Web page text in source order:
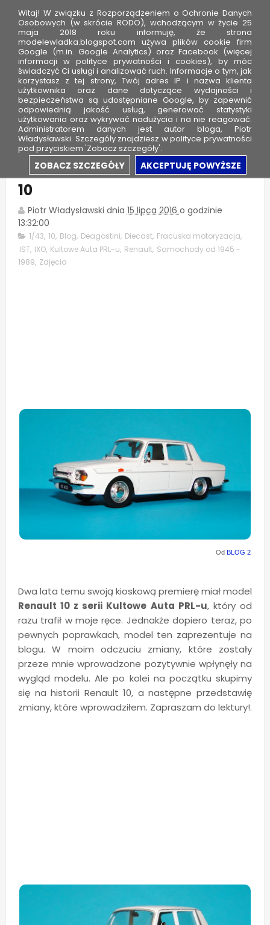
a
Kultowe Auta PRL-u - Renault
10
Piotr Władysławski dnia 15 lipca 2016 o godzinie
13:32:00
1/43, 10, Blog, Deagostini, Diecast, Fracuska motoryzacja,
IST, IXO, Kultowe Auta PRL-u, Renault, Samochody od 1945 -
1989, Zdjęcia
Od BLOG 2
Dwa lata temu swoją kioskową premierę miał model
Renault 10 z serii Kultowe Auta PRL-u, który od
razu trafił w moje ręce. Jednakże dopiero teraz, po
pewnych poprawkach, model ten zaprezentuje na
blogu. W moim odczuciu zmiany, które zostały
przeze mnie wprowadzone pozytywnie wpłynęły na
wygląd modelu. Ale po kolei na początku skupimy
się na historii Renault 10, a następne przedstawię
zmiany, które wprowadziłem. Zapraszam do lektury!.
Witaj! W związku z Rozporządzeniem o Ochronie Danych
Osobowych (w skrócie RODO), wchodzącym w życie 25
maja 2018 roku informuję, że strona
modelewladka.blogspot.com używa plików cookie firm
Google (m.in. Google Analytics) oraz Facebook (więcej
informacji w polityce prywatności i cookies), by móc
świadczyć Ci usługi i analizować ruch. Informacje o tym, jak
korzystasz z tej strony, Twój adres IP i nazwa klienta
użytkownika oraz dane dotyczące wydajności i
bezpieczeństwa są udostępniane Google, by zapewnić
odpowiednią jakość usług, generować statystyki
użytkowania oraz wykrywać nadużycia i na nie reagować.
Administratorem danych jest autor bloga, Piotr
Władysławski. Szczegóły znajdziesz w polityce prywatności
pod przyciskiem 'Zobacz szczegóły'.
ZOBACZ SZCZEGÓŁY AKCEPTUJĘ POWYŻSZE